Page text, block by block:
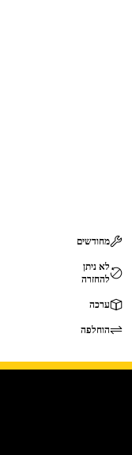
מחודשים
לא ניתן
להחזרה
ערכה
הוחלפה